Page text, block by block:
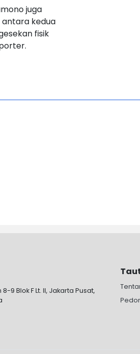
juga
kedua
fisik
9 Blok F Lt. II, Jakarta Pusat,